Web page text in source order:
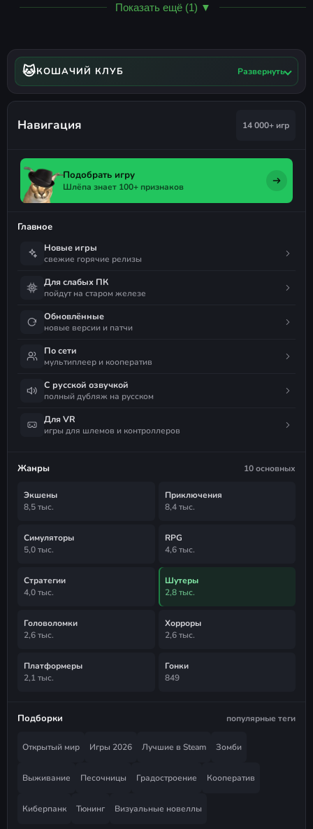
Показать ещё (1) ▼
🐱КОШАЧИЙ КЛУБ Развернуть
Навигация 14 000+ игр
Подобрать игру
Шлёпа знает 100+ признаков
Главное
Новые игры
свежие горячие релизы
Для слабых ПК
пойдут на старом железе
Обновлённые
новые версии и патчи
По сети
мультиплеер и кооператив
С русской озвучкой
полный дубляж на русском
Для VR
игры для шлемов и контроллеров
Жанры 10 основных
Экшены
8,5 тыс.
Приключения
8,4 тыс.
Симуляторы
5,0 тыс.
RPG
4,6 тыс.
Стратегии
4,0 тыс.
Шутеры
2,8 тыс.
Головоломки
2,6 тыс.
Хорроры
2,6 тыс.
Платформеры
2,1 тыс.
Гонки
849
Подборки популярные теги
Открытый мир Игры 2026 Лучшие в Steam Зомби
Выживание Песочницы Градостроение Кооператив
Киберпанк Тюнинг Визуальные новеллы